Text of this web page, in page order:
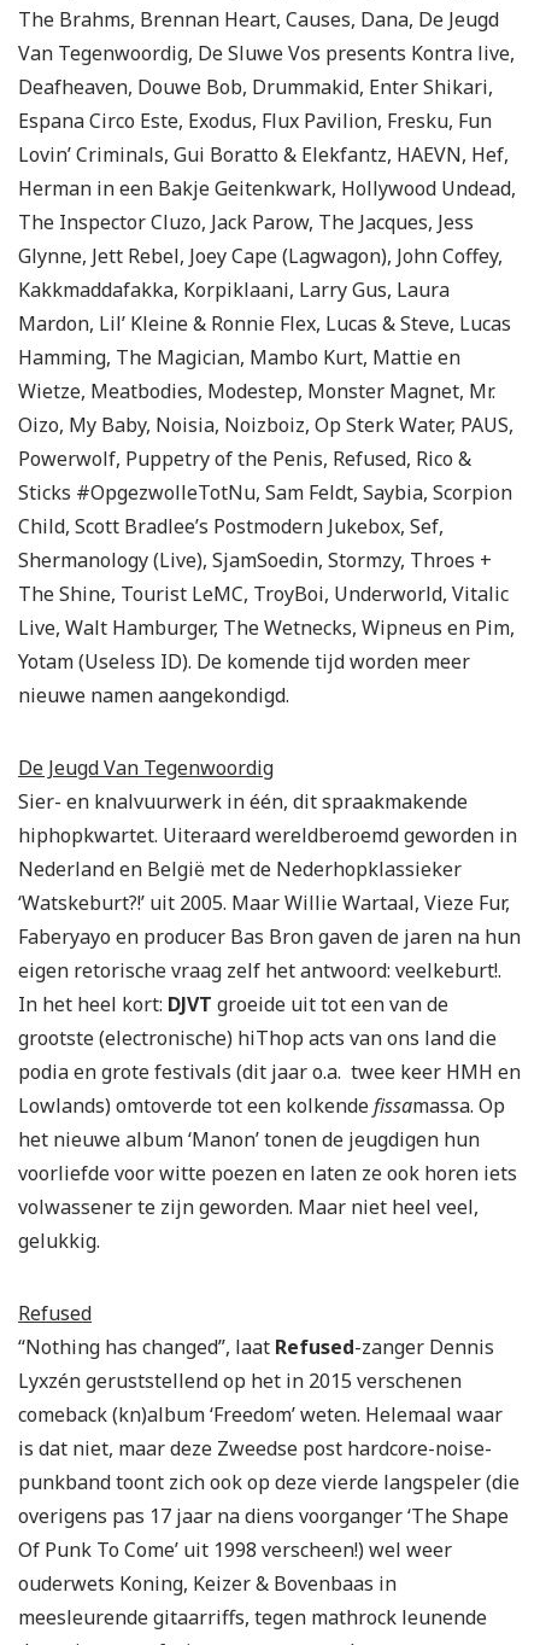
The Brahms, Brennan Heart, Causes, Dana, De Jeugd
Van Tegenwoordig, De Sluwe Vos presents Kontra live,
Deafheaven, Douwe Bob, Drummakid, Enter Shikari,
Espana Circo Este, Exodus, Flux Pavilion, Fresku, Fun
Lovin’ Criminals, Gui Boratto & Elekfantz, HAEVN, Hef,
Herman in een Bakje Geitenkwark, Hollywood Undead,
The Inspector Cluzo, Jack Parow, The Jacques, Jess
Glynne, Jett Rebel, Joey Cape (Lagwagon), John Coffey,
Kakkmaddafakka, Korpiklaani, Larry Gus, Laura
Mardon, Lil’ Kleine & Ronnie Flex, Lucas & Steve, Lucas
Hamming, The Magician, Mambo Kurt, Mattie en
Wietze, Meatbodies, Modestep, Monster Magnet, Mr.
Oizo, My Baby, Noisia, Noizboiz, Op Sterk Water, PAUS,
Powerwolf, Puppetry of the Penis, Refused, Rico &
Sticks #OpgezwolleTotNu, Sam Feldt, Saybia, Scorpion
Child, Scott Bradlee’s Postmodern Jukebox, Sef,
Shermanology (Live), SjamSoedin, Stormzy, Throes +
The Shine, Tourist LeMC, TroyBoi, Underworld, Vitalic
Live, Walt Hamburger, The Wetnecks, Wipneus en Pim,
Yotam (Useless ID). De komende tijd worden meer
nieuwe namen aangekondigd.
De Jeugd Van Tegenwoordig
Sier- en knalvuurwerk in één, dit spraakmakende
hiphopkwartet. Uiteraard wereldberoemd geworden in
Nederland en België met de Nederhopklassieker
‘Watskeburt?!’ uit 2005. Maar Willie Wartaal, Vieze Fur,
Faberyayo en producer Bas Bron gaven de jaren na hun
eigen retorische vraag zelf het antwoord: veelkeburt!.
In het heel kort: DJVT groeide uit tot een van de
grootste (electronische) hiThop acts van ons land die
podia en grote festivals (dit jaar o.a. twee keer HMH en
Lowlands) omtoverde tot een kolkendefissamassa. Op
het nieuwe album ‘Manon’ tonen de jeugdigen hun
voorliefde voor witte poezen en laten ze ook horen iets
volwassener te zijn geworden. Maar niet heel veel,
gelukkig.
Refused
“Nothing has changed”, laat Refused-zanger Dennis
Lyxzén geruststellend op het in 2015 verschenen
comeback (kn)album ‘Freedom’ weten. Helemaal waar
is dat niet, maar deze Zweedse post hardcore-noise-
punkband toont zich ook op deze vierde langspeler (die
overigens pas 17 jaar na diens voorganger ‘The Shape
Of Punk To Come’ uit 1998 verscheen!) wel weer
ouderwets Koning, Keizer & Bovenbaas in
meesleurende gitaarriffs, tegen mathrock leunende